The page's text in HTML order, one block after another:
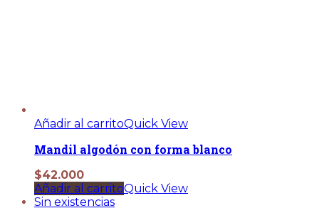
Añadir al carritoQuick View
Mandil algodón con forma blanco
$42.000
Añadir al carritoQuick View
Sin existencias